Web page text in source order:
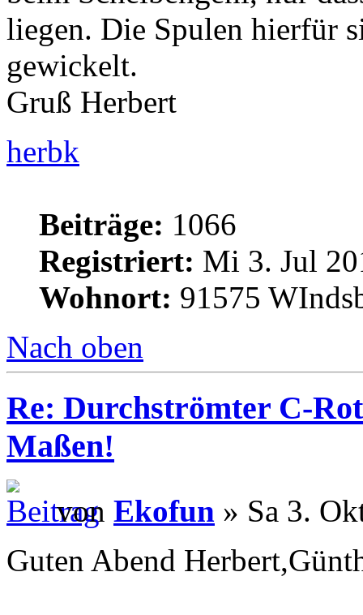
liegen. Die Spulen hierfür
gewickelt.
Gruß Herbert
herbk
Beiträge: 1066
Registriert: Mi 3. Jul
Wohnort: 91575
Nach oben
Re: Durchströmter C-
Maßen!
von Ekofun » Sa 3.
Guten Abend